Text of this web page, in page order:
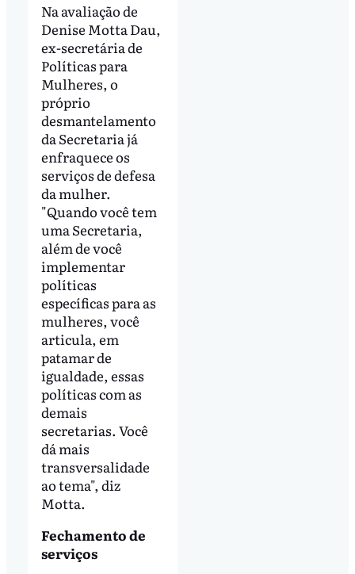
Na avaliação de
Denise Motta Dau,
ex-secretária de
Políticas para
Mulheres, o
próprio
desmantelamento
da Secretaria já
enfraquece os
serviços de defesa
da mulher.
"Quando você tem
uma Secretaria,
além de você
implementar
políticas
específicas para as
mulheres, você
articula, em
patamar de
igualdade, essas
políticas com as
demais
secretarias. Você
dá mais
transversalidade
ao tema", diz
Motta.
Fechamento de
serviços